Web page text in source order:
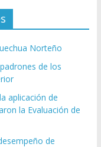
Norteño
de los
aplicación de
la Evaluación de
de